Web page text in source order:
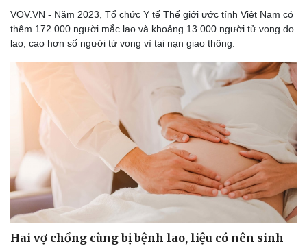
VOV.VN - Năm 2023, Tổ chức Y tế Thế giới ước tính Việt Nam có
thêm 172.000 người mắc lao và khoảng 13.000 người tử vong do
lao, cao hơn số người tử vong vì tai nạn giao thông.
Hai vợ chồng cùng bị bệnh lao, liệu có nên sinh